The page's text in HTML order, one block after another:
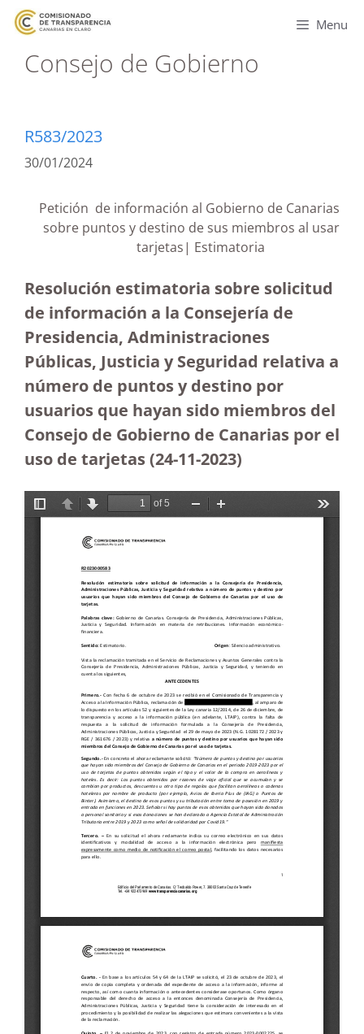
Menu
Consejo de Gobierno
R583/2023
30/01/2024
Petición de información al Gobierno de Canarias
sobre puntos y destino de sus miembros al usar
tarjetas| Estimatoria
Resolución estimatoria sobre solicitud
de información a la Consejería de
Presidencia, Administraciones
Públicas, Justicia y Seguridad relativa a
número de puntos y destino por
usuarios que hayan sido miembros del
Consejo de Gobierno de Canarias por el
uso de tarjetas (24-11-2023)